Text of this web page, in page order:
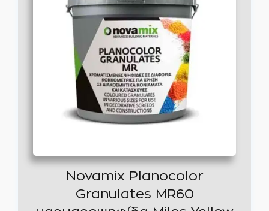
Novamix Planocolor
Granulates MR60